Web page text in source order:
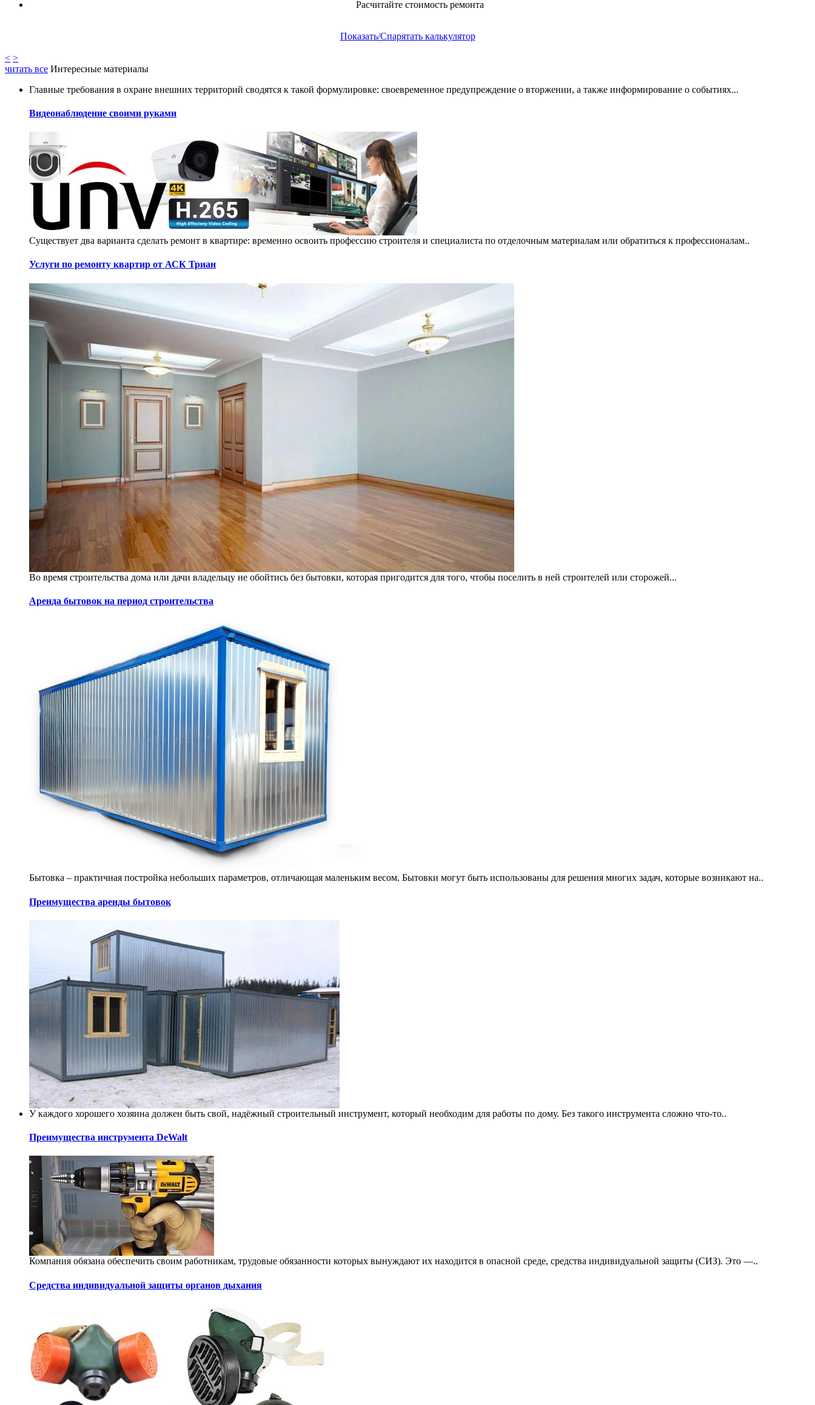
Расчитайте стоимость ремонта
Показать/Спарятать калькулятор
< >
читать все Интересные материалы
Главные требования в охране внешних территорий сводятся к такой формулировке: своевременное предупреждение о вторжении, а также информирование о событиях...
Видеонаблюдение своими руками
Существует два варианта сделать ремонт в квартире: временно освоить профессию строителя и специалиста по отделочным материалам или обратиться к профессионалам..
Услуги по ремонту квартир от АСК Триан
Во время строительства дома или дачи владельцу не обойтись без бытовки, которая пригодится для того, чтобы поселить в ней строителей или сторожей...
Аренда бытовок на период строительства
Бытовка – практичная постройка небольших параметров, отличающая маленьким весом. Бытовки могут быть использованы для решения многих задач, которые возникают на..
Преимущества аренды бытовок
У каждого хорошего хозяина должен быть свой, надёжный строительный инструмент, который необходим для работы по дому. Без такого инструмента сложно что-то..
Преимущества инструмента DeWalt
Компания обязана обеспечить своим работникам, трудовые обязанности которых вынуждают их находится в опасной среде, средства индивидуальной защиты (СИЗ). Это —..
Средства индивидуальной защиты органов дыхания